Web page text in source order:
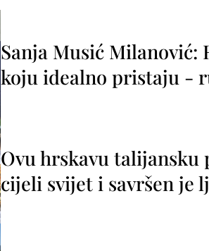
Sanja Musić Milanović:
koju idealno pristaju -
Ovu hrskavu talijansku
cijeli svijet i savršen je